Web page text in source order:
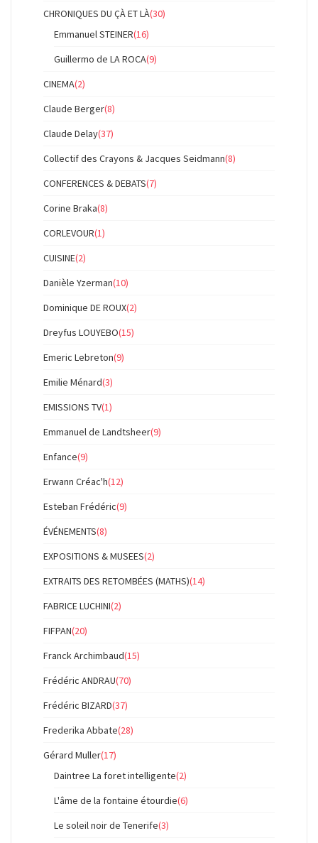
CHRONIQUES DU ÇÀ ET LÀ(30)
Emmanuel STEINER(16)
Guillermo de LA ROCA(9)
CINEMA(2)
Claude Berger(8)
Claude Delay(37)
Collectif des Crayons & Jacques Seidmann(8)
CONFERENCES & DEBATS(7)
Corine Braka(8)
CORLEVOUR(1)
CUISINE(2)
Danièle Yzerman(10)
Dominique DE ROUX(2)
Dreyfus LOUYEBO(15)
Emeric Lebreton(9)
Emilie Ménard(3)
EMISSIONS TV(1)
Emmanuel de Landtsheer(9)
Enfance(9)
Erwann Créac'h(12)
Esteban Frédéric(9)
ÉVÉNEMENTS(8)
EXPOSITIONS & MUSEES(2)
EXTRAITS DES RETOMBÉES (MATHS)(14)
FABRICE LUCHINI(2)
FIFPAN(20)
Franck Archimbaud(15)
Frédéric ANDRAU(70)
Frédéric BIZARD(37)
Frederika Abbate(28)
Gérard Muller(17)
Daintree La foret intelligente(2)
L'âme de la fontaine étourdie(6)
Le soleil noir de Tenerife(3)